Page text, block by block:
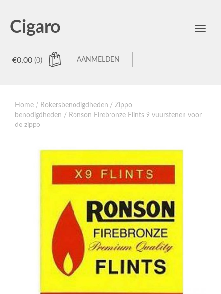
Cigaro
Toggle
€0,00 (0) AANMELDEN
Home / Rokersbenodigdheden / Zippo
benodigdheden / Ronson Firebronze Flints 9 vuurstenen voor
de zippo